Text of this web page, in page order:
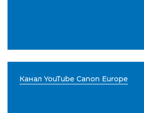
Канал YouTube Canon Europe